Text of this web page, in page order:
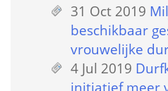
31 Oct 2019
beschikbaar
vrouwelijke
4 Jul 2019
initiatief meer